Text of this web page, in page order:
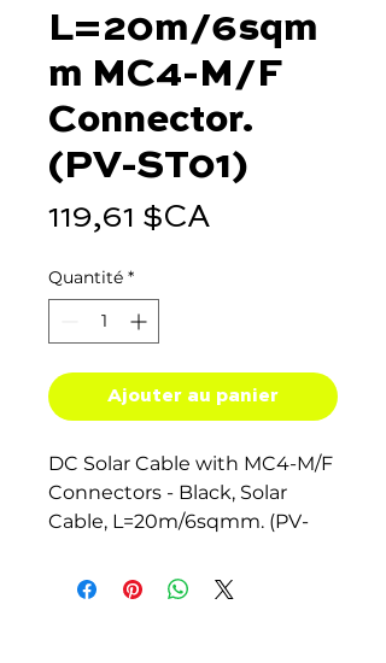
L=20m/6sqm
m MC4-M/F
Connector.
(PV-ST01)
119,61 $CA
Quantité *
Ajouter au panier
DC Solar Cable with MC4-M/F
Connectors - Black, Solar
Cable, L=20m/6sqmm. (PV-